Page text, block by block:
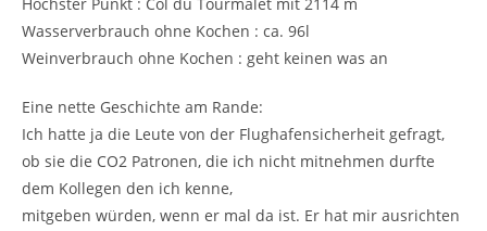
Höchster Punkt : Col du Tourmalet mit 2114 m
Wasserverbrauch ohne Kochen : ca. 96l
Weinverbrauch ohne Kochen : geht keinen was an
Eine nette Geschichte am Rande:
Ich hatte ja die Leute von der Flughafensicherheit gefragt,
ob sie die CO2 Patronen, die ich nicht mitnehmen durfte
dem Kollegen den ich kenne,
mitgeben würden, wenn er mal da ist. Er hat mir ausrichten